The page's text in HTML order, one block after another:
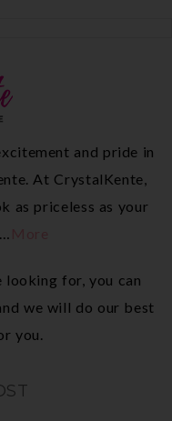
and pride in
At CrystalKente,
as priceless as your
looking for, you can
we will do our best
you.